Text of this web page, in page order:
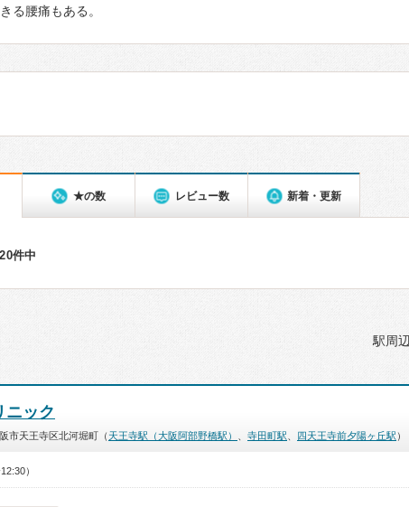
る腰痛もある。
★の数 レビュー数 新着・更新
件中
駅周辺
ニック
市天王寺区北河堀町（ 天王寺駅（大阪阿部野橋駅） 寺田町駅 四天王寺前夕陽ヶ丘駅 ）
）